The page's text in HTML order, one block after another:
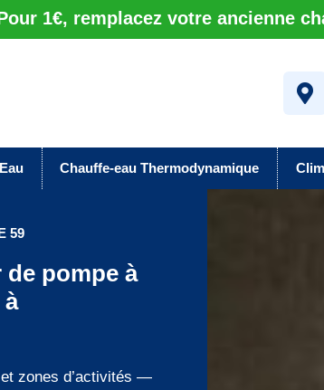
1€, remplacez votre ancienne
Chauffe-eau Thermodynamique
59
pompe à
zones d’activités —